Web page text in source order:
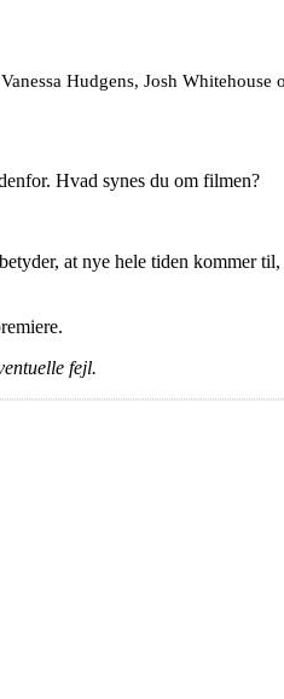
Hudgens, Josh
Hvad synes du om filmen?
at nye hele tiden kommer
fejl.